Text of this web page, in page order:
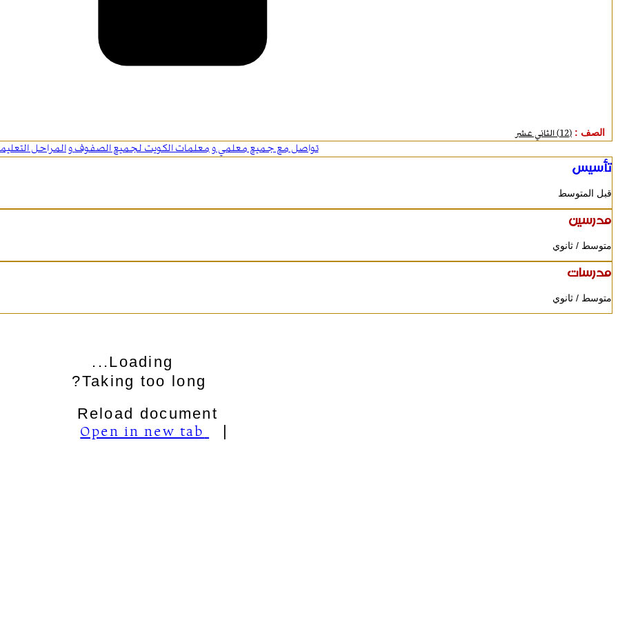
الصف : (12) الثاني عشر
تواصل مع جميع معلمي و معلمات الكويت لجميع الصفوف و المراحل
تأسيس
قبل المتوسط
مدرسين
متوسط / ثانوي
مدرسات
متوسط / ثانوي
Loading...
Taking too long?
|
Open in new tab